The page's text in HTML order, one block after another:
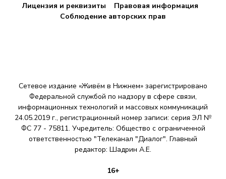
Лицензия и реквизиты
Правовая информация
Соблюдение авторских прав
Сетевое издание «Живём в Нижнем» зарегистрировано
Федеральной службой по надзору в сфере связи,
информационных технологий и массовых коммуникаций
24.05.2019 г., регистрационный номер записи: серия ЭЛ №
ФС 77 - 75811. Учредитель: Общество с ограниченной
ответственностью "Телеканал "Диалог". Главный
редактор: Шадрин A.E.
16+